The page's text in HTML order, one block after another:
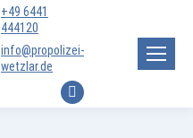
+49 6441
444120
info@propolizei-
wetzlar.de
Facebook